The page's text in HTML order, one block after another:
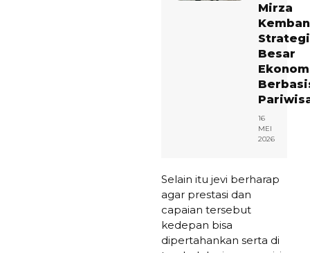
Mirza
Strategi
Besar
16
MEI
2026
Selain itu jevi berharap
agar prestasi dan
capaian tersebut
kedepan bisa
dipertahankan serta di